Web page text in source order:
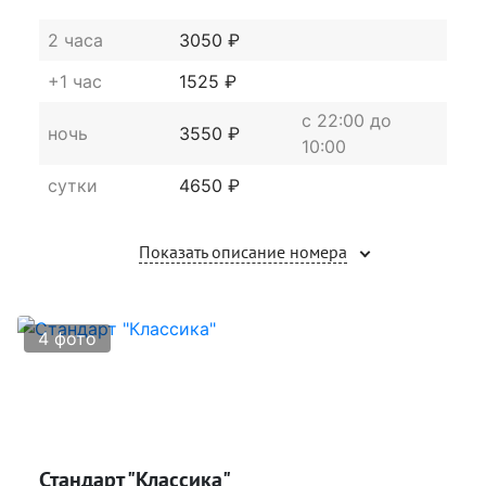
2 часа
3050 ₽
+1 час
1525 ₽
ночь 3550 ₽
c 22:00 до
10:00
сутки
4650 ₽
Показать описание номера
4 фото
Стандарт "Классика"